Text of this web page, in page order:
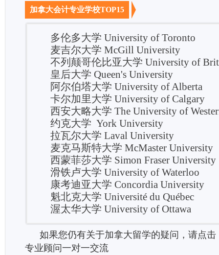
加拿大会计专业学校TOP15
多伦多大学 University of Toronto
麦吉尔大学 McGill University
不列颠哥伦比亚大学 University of
皇后大学 Queen's University
阿尔伯塔大学 University of Alberta
卡尔加里大学 University of Calgary
西安大略大学 The University of
约克大学 York University
拉瓦尔大学 Laval University
麦克马斯特大学 McMaster University
西蒙菲莎大学 Simon Fraser University
滑铁卢大学 University of Waterloo
康考迪亚大学 Concordia University
魁北克大学 Université du Québec
渥太华大学 University of Ottawa
如果您仍有关于加拿大留学的疑问，请点击
专业顾问一对一交流